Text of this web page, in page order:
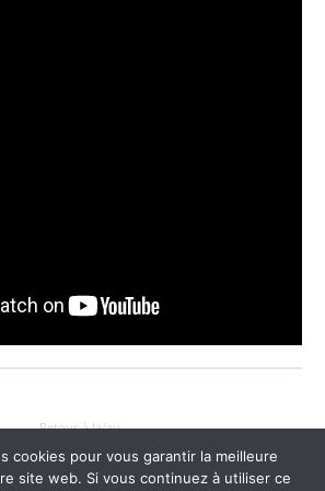
Retour à la/au
cookies pour vous garantir la meilleure
site web. Si vous continuez à utiliser ce